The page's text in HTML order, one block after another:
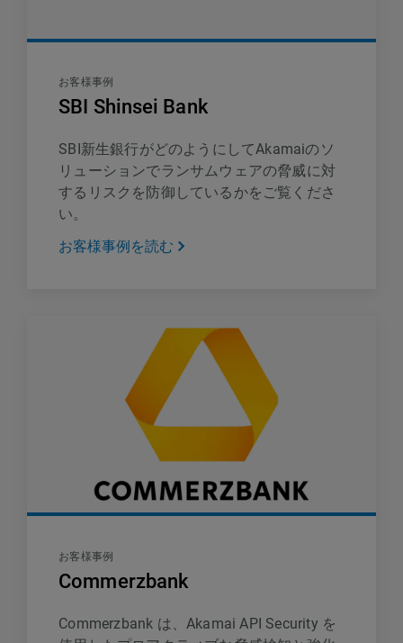
お客様事例
SBI Shinsei Bank
SBI新生銀行がどのようにしてAkamaiのソ
リューションでランサムウェアの脅威に対
するリスクを防御しているかをご覧くださ
い。
お客様事例を読む
お客様事例
Commerzbank
Commerzbank は、Akamai API Security を